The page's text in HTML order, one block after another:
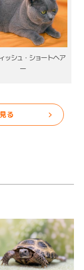
ッシュ・ショートヘア
ー
る